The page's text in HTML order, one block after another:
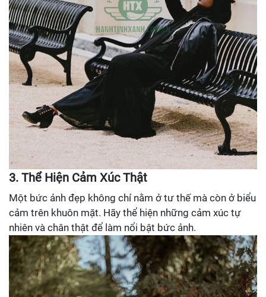
3. Thể Hiện Cảm Xúc Thật
Một bức ảnh đẹp không chỉ nằm ở tư thế mà còn ở biểu
cảm trên khuôn mặt. Hãy thể hiện những cảm xúc tự
nhiên và chân thật để làm nổi bật bức ảnh.